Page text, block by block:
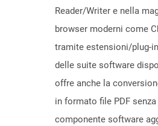
Reader/Writer e nella
browser moderni come
tramite estensioni/plug-
delle suite software
offre anche la
in formato file PDF
componente software